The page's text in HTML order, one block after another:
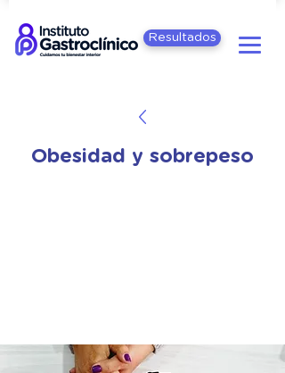
Resultados
Obesidad y sobrepeso